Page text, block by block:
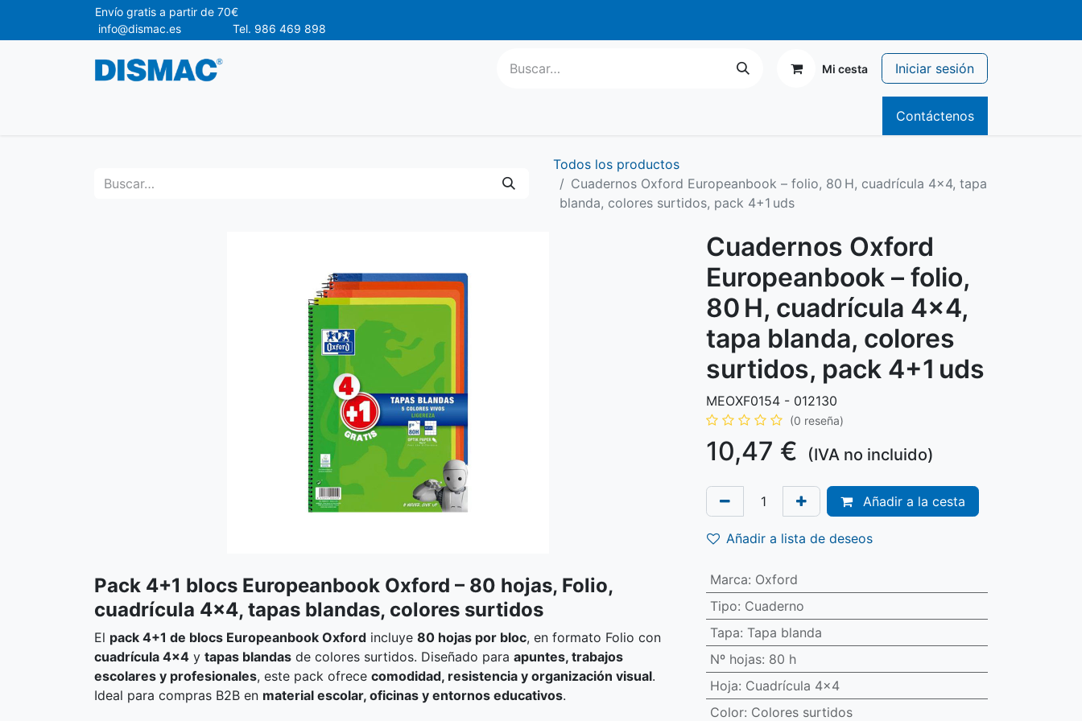
Envío gratis a partir de 70€
info@dismac.es Tel. 986 469 898
Mi cesta Iniciar sesión
Contáctenos
Todos los productos
Cuadernos Oxford Europeanbook – folio, 80 H, cuadrícula 4×4, tapa
blanda, colores surtidos, pack 4+1 uds
Pack 4+1 blocs Europeanbook Oxford – 80 hojas, Folio,
cuadrícula 4×4, tapas blandas, colores surtidos
El pack 4+1 de blocs Europeanbook Oxford incluye 80 hojas por bloc, en formato Folio con
cuadrícula 4×4 y tapas blandas de colores surtidos. Diseñado para apuntes, trabajos
escolares y profesionales, este pack ofrece comodidad, resistencia y organización visual.
Ideal para compras B2B en material escolar, oficinas y entornos educativos.
Cuadernos Oxford
Europeanbook – folio,
80 H, cuadrícula 4×4,
tapa blanda, colores
surtidos, pack 4+1 uds
MEOXF0154 - 012130
(0 reseña)
10,47 € (IVA no incluido)
Añadir a la cesta
Añadir a lista de deseos
Marca: Oxford
Tipo: Cuaderno
Tapa: Tapa blanda
Nº hojas: 80 h
Hoja: Cuadrícula 4x4
Color: Colores surtidos